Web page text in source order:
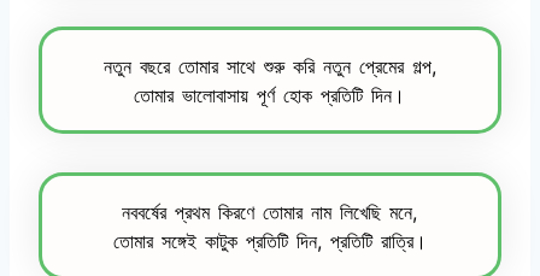
নতুন বছরে তোমার সাথে শুরু করি নতুন প্রেমের গল্প,
তোমার ভালোবাসায় পূর্ণ হোক প্রতিটি দিন।
নববর্ষের প্রথম কিরণে তোমার নাম লিখেছি মনে,
তোমার সঙ্গেই কাটুক প্রতিটি দিন, প্রতিটি রাত্রি।